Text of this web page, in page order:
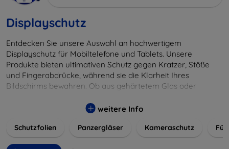
Displayschutz
Entdecken Sie unsere Auswahl an hochwertigem
Displayschutz für Mobiltelefone und Tablets. Unsere
Produkte bieten ultimativen Schutz gegen Kratzer, Stöße
und Fingerabdrücke, während sie die Klarheit Ihres
Bildschirms bewahren. Ob aus gehärtetem Glas oder
installieren und passgenau für jedes Gerät, um eine
wertvolles Gerät mit unseren langlebigen und zuverlässigen
weitere Info
Schutzfolien Panzergläser Kameraschutz